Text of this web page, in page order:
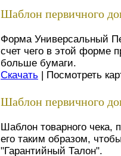
Шаблон первичного
Форма Универсальный
счет чего в этой форме
больше бумаги.
Скачать | Посмотреть
Шаблон первичного
Шаблон товарного чека,
его таким образом,
"Гарантийный Талон".